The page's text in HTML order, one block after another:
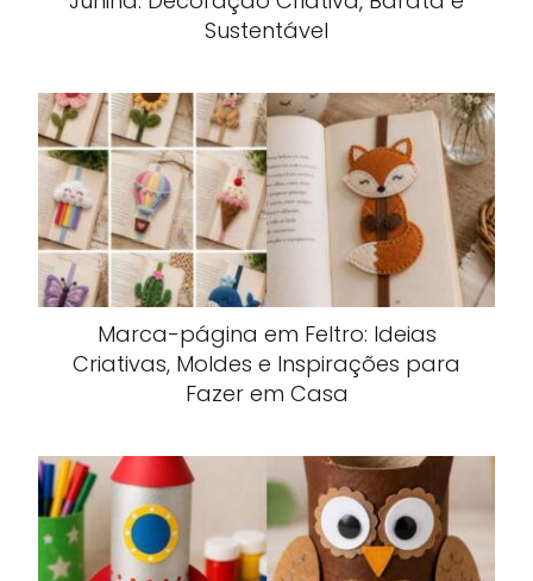
Sustentável
Marca-página em Feltro: Ideias
Criativas, Moldes e Inspirações para
Fazer em Casa